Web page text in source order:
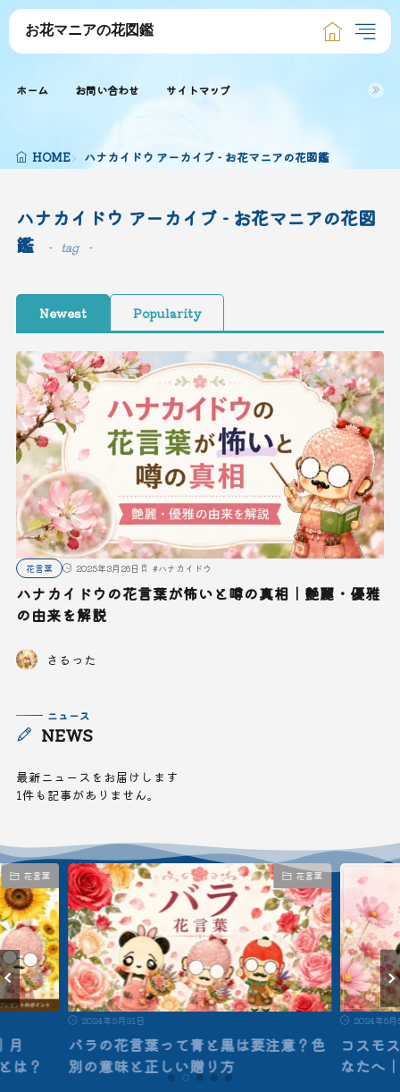
お花マニアの花図鑑
ホーム お問い合わせ サイトマップ
HOME ハナカイドウ アーカイブ - お花マニアの花図鑑
ハナカイドウ アーカイブ - お花マニアの花図
鑑
tag
Newest Popularity
花言葉 2025年3月26日 #ハナカイドウ
ハナカイドウの花言葉が怖いと噂の真相｜艶麗・優雅
の由来を解説
さるった
NEWS
ニュース
最新ニュースをお届けします
1件も記事がありません。
花言葉
月
は？
花言葉
2024年5月31日
バラの花言葉って青と黒は要注意？色
別の意味と正しい贈り方
2024年6
コスモ
なたへ